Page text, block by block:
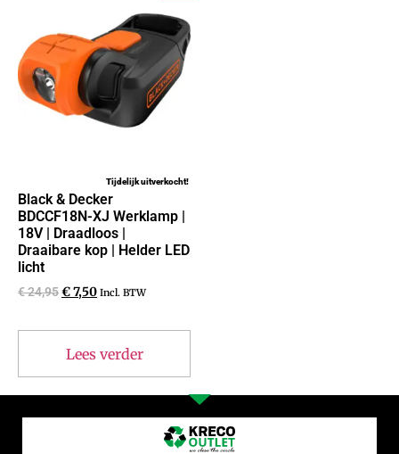
Tijdelijk uitverkocht!
Black & Decker
BDCCF18N-XJ Werklamp |
18V | Draadloos |
Draaibare kop | Helder LED
licht
€24,95€7,50 Incl. BTW
Lees verder